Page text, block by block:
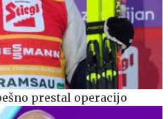
prestal operacijo